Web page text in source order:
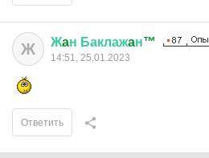
Ж Жaн Баклажaн™
14:51, 25.01.2023
Ответить